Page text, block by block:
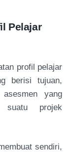
Pelajar
profil pelajar
berisi tujuan,
yang
suatu projek
sendiri,